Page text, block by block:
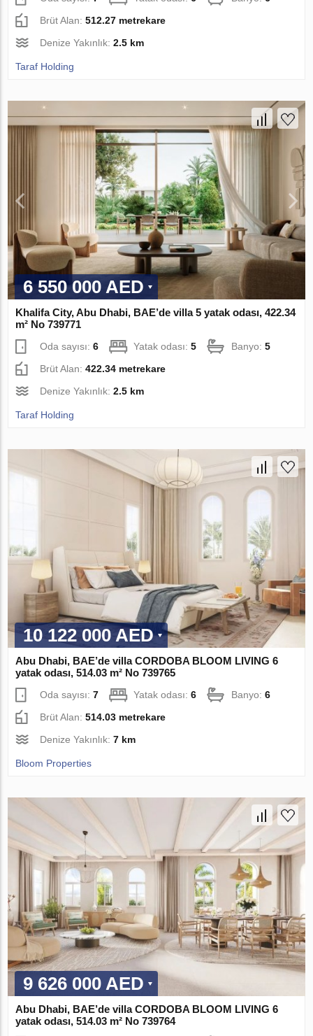
Brüt Alan:512.27 metrekare
Denize Yakınlık:2.5 km
Taraf Holding
6 550 000 AED
Khalifa City, Abu Dhabi, BAE’de villa 5 yatak odası, 422.34
m² No 739771
Oda sayısı:6 Yatak odası:5 Banyo:5
Brüt Alan:422.34 metrekare
Denize Yakınlık:2.5 km
Taraf Holding
10 122 000 AED
Abu Dhabi, BAE’de villa CORDOBA BLOOM LIVING 6
yatak odası, 514.03 m² No 739765
Oda sayısı:7 Yatak odası:6 Banyo:6
Brüt Alan:514.03 metrekare
Denize Yakınlık:7 km
Bloom Properties
9 626 000 AED
Abu Dhabi, BAE’de villa CORDOBA BLOOM LIVING 6
yatak odası, 514.03 m² No 739764